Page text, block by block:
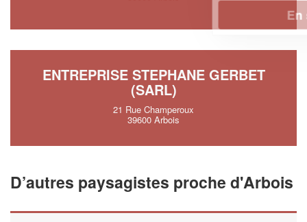
ENTREPRISE STEPHANE GERBET
(SARL)
21 Rue Champeroux
39600 Arbois
D’autres paysagistes proche d'Arbois